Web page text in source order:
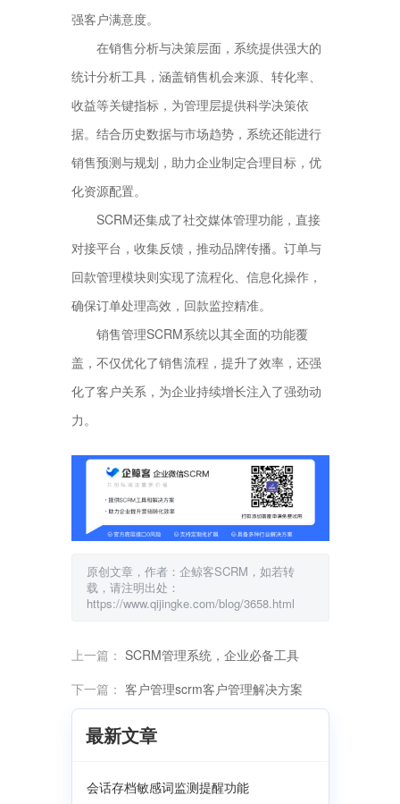
强客户满意度。
在销售分析与决策层面，系统提供强大的
统计分析工具，涵盖销售机会来源、转化率、
收益等关键指标，为管理层提供科学决策依
据。结合历史数据与市场趋势，系统还能进行
销售预测与规划，助力企业制定合理目标，优
化资源配置。
SCRM还集成了社交媒体管理功能，直接
对接平台，收集反馈，推动品牌传播。订单与
回款管理模块则实现了流程化、信息化操作，
确保订单处理高效，回款监控精准。
销售管理SCRM系统以其全面的功能覆
盖，不仅优化了销售流程，提升了效率，还强
化了客户关系，为企业持续增长注入了强劲动
力。
原创文章，作者：企鲸客SCRM，如若转
载，请注明出处：
https://www.qijingke.com/blog/3658.html
上一篇： SCRM管理系统，企业必备工具
下一篇： 客户管理scrm客户管理解决方案
最新文章
会话存档敏感词监测提醒功能